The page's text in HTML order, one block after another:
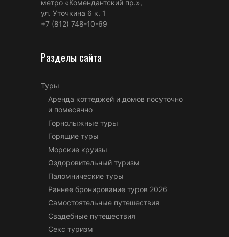
метро «Комендантский пр.»,
ул. Уточкина 6 к. 1
+7 (812) 748-10-69
Разделы сайта
Туры
Аренда коттеджей и домов посуточно
и помесячно
Горнолыжные туры
Горящие туры
Морские круизы
Оздоровительный туризм
Паломнические туры
Раннее бронирование туров 2026
Самостоятельные путешествия
Свадебные путешествия
Секс туризм